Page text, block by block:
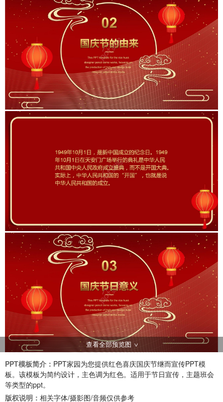
查看全部预览图
PPT模板简介： PPT家园为您提供红色喜庆国庆节继而宣传PPT模
板。该模板为简约设计，主色调为红色。适用于节日宣传，主题班会
等类型的ppt。
版权说明： 相关字体/摄影图/音频仅供参考